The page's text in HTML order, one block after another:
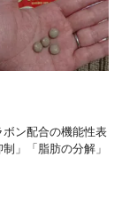
ン配合の機能性表
」「脂肪の分解」